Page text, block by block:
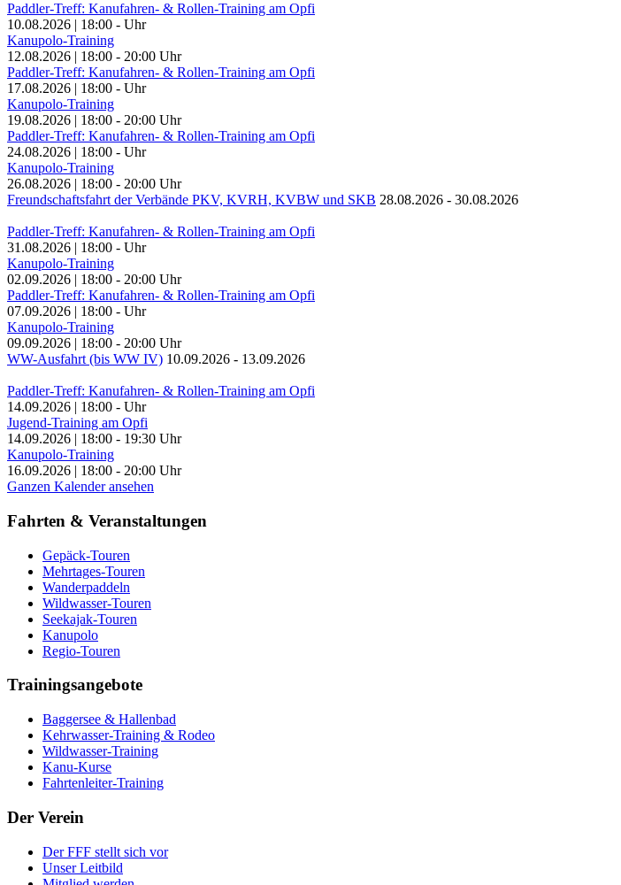
Paddler-Treff: Kanufahren- & Rollen-Training am Opfi
10.08.2026 | 18:00 - Uhr
Kanupolo-Training
12.08.2026 | 18:00 - 20:00 Uhr
Paddler-Treff: Kanufahren- & Rollen-Training am Opfi
17.08.2026 | 18:00 - Uhr
Kanupolo-Training
19.08.2026 | 18:00 - 20:00 Uhr
Paddler-Treff: Kanufahren- & Rollen-Training am Opfi
24.08.2026 | 18:00 - Uhr
Kanupolo-Training
26.08.2026 | 18:00 - 20:00 Uhr
Freundschaftsfahrt der Verbände PKV, KVRH, KVBW und SKB 28.08.2026 - 30.08.2026
Paddler-Treff: Kanufahren- & Rollen-Training am Opfi
31.08.2026 | 18:00 - Uhr
Kanupolo-Training
02.09.2026 | 18:00 - 20:00 Uhr
Paddler-Treff: Kanufahren- & Rollen-Training am Opfi
07.09.2026 | 18:00 - Uhr
Kanupolo-Training
09.09.2026 | 18:00 - 20:00 Uhr
WW-Ausfahrt (bis WW IV) 10.09.2026 - 13.09.2026
Paddler-Treff: Kanufahren- & Rollen-Training am Opfi
14.09.2026 | 18:00 - Uhr
Jugend-Training am Opfi
14.09.2026 | 18:00 - 19:30 Uhr
Kanupolo-Training
16.09.2026 | 18:00 - 20:00 Uhr
Ganzen Kalender ansehen
Fahrten & Veranstaltungen
Gepäck-Touren
Mehrtages-Touren
Wanderpaddeln
Wildwasser-Touren
Seekajak-Touren
Kanupolo
Regio-Touren
Trainingsangebote
Baggersee & Hallenbad
Kehrwasser-Training & Rodeo
Wildwasser-Training
Kanu-Kurse
Fahrtenleiter-Training
Der Verein
Der FFF stellt sich vor
Unser Leitbild